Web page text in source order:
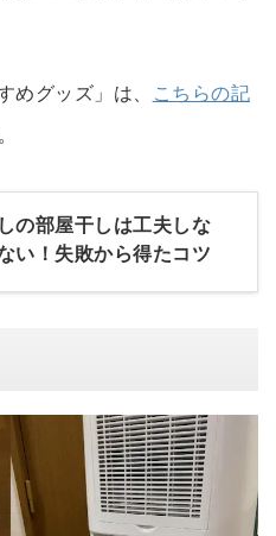
グッズ」は、
こちらの記
の部屋干しは工夫しな
い！失敗から得たコツ